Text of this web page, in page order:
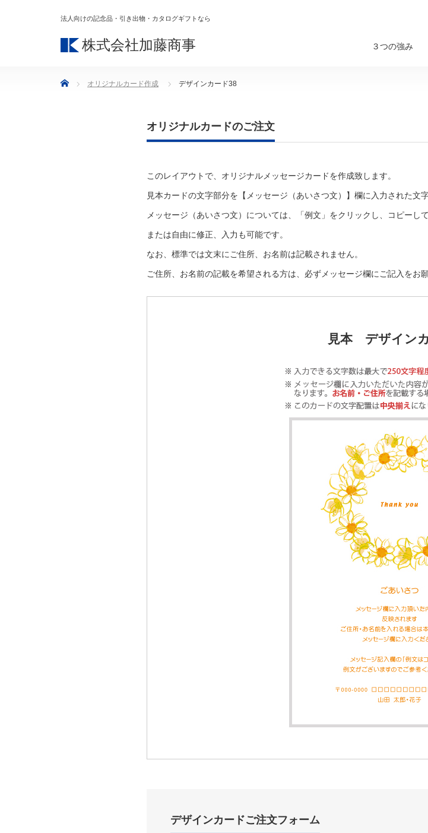
株式会社加藤商事
法人向けの記念品・引き出物・カタログギフトなら
３つの強み
Home オリジナルカード作成 デザインカード38
オリジナルカードのご注文
このレイアウトで、オリジナルメッセージカードを作成致します。
見本カードの文字部分を【メッセージ（あいさつ文）】欄に入力された文
メッセージ（あいさつ文）については、「例文」をクリックし、コピーし
または自由に修正、入力も可能です。
なお、標準では文末にご住所、お名前は記載されません。
ご住所、お名前の記載を希望される方は、必ずメッセージ欄にご記入をお願
見本 デザイン
デザインカードご注文フォーム